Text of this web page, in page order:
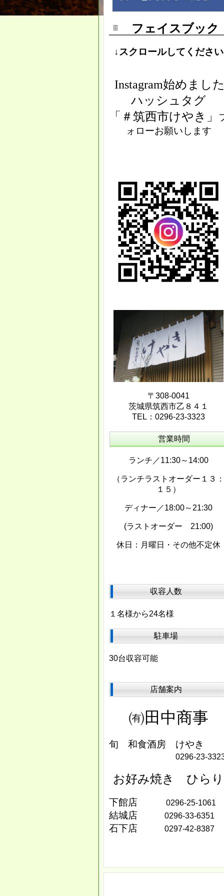
フェイスブック
↓スクロールしてください
Instagram始めまし
ハッシュタグ
「＃筑西市けやき」
ォローお願いします
〒308-0041
茨城県筑西市乙８４１
TEL：0296-23-3323
営業時間
ランチ／11:30～14:00
（ランチラストオーダー１３：
１５）
ディナー／18:00～21:30
(ラストオーダー 21:00)
休日：月曜日・その他不定休
収容人数
１名様から24名様
駐車場
30台収容可能
店舗案内
㈲田中商事
旬 和食酒房 けやき
0296‐23-
お好み焼き ひらり
下館店 0296-25-1061
結城店 0296-33-6351
石下店 0297-42-8387